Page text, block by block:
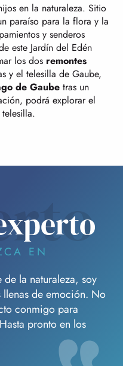
en la naturaleza. Sitio
paraíso para la flora y la
y senderos
este Jardín del Edén
los dos remontes
y el telesilla de Gaube,
de Gaube tras un
podrá explorar el
EN
de la naturaleza, soy
llenas de emoción. No
conmigo para
pronto en los